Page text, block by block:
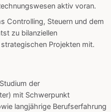
aktiv voran.
Controlling, Steuern und dem
zu bilanziellen
Projekten mit.
der
mit Schwerpunkt
langjährige Berufserfahrung